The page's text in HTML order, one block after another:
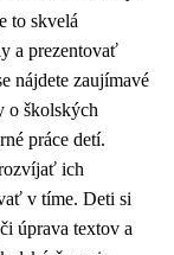
to skvelá
a prezentovať
nájdete zaujímavé
o školských
práce detí.
ich
v tíme. Deti si
úprava textov a